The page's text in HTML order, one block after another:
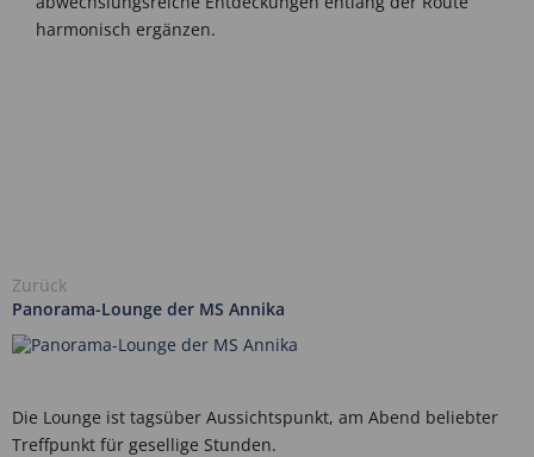
harmonisch ergänzen.
Zurück
Panorama-Lounge der MS Annika
Die Lounge ist tagsüber Aussichtspunkt, am Abend beliebter
Treffpunkt für gesellige Stunden.